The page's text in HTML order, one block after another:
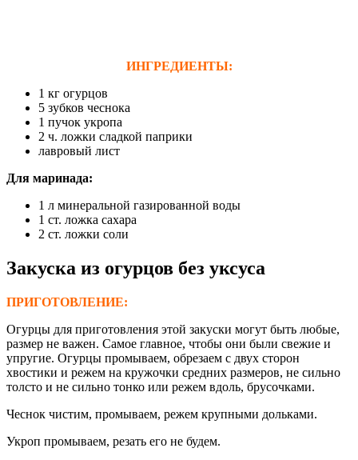
ИНГРЕДИЕНТЫ:
1 кг огурцов
5 зубков чеснока
1 пучок укропа
2 ч. ложки сладкой паприки
лавровый лист
Для маринада:
1 л минеральной газированной воды
1 ст. ложка сахара
2 ст. ложки соли
Закуска из огурцов без уксуса
ПРИГОТОВЛЕНИЕ:
Огурцы для приготовления этой закуски могут быть любые,
размер не важен. Самое главное, чтобы они были свежие и
упругие. Огурцы промываем, обрезаем с двух сторон
хвостики и режем на кружочки средних размеров, не сильно
толсто и не сильно тонко или режем вдоль, брусочками.
Чеснок чистим, промываем, режем крупными дольками.
Укроп промываем, резать его не будем.